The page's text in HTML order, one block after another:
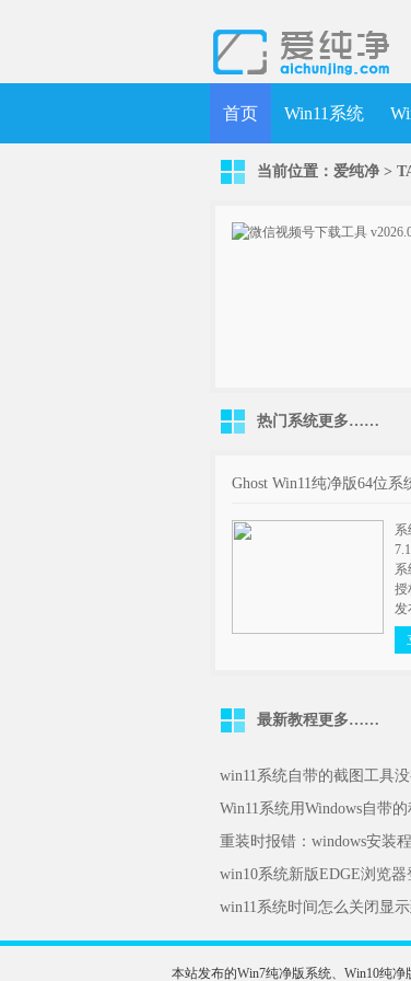
首页 Win11系统
当前位置： 爱纯净 >
热门系统更多……
Ghost Win11纯净版64位系
系
系
授
发
最新教程更多……
win11系统自带的截图工具
Win11系统用Windows自带
win10系统新版EDGE浏览
win11系统时间怎么关闭显
本站发布的Win7纯净版系统、Win10纯